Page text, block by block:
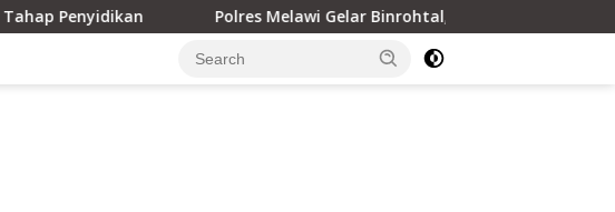
Polres Melawi Gelar Binrohtal, Perkuat Keimanan Personel dan